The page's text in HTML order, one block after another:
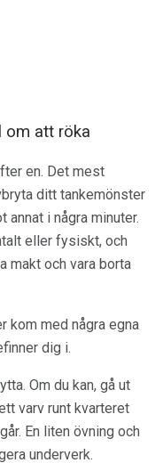
om att röka
en. Det mest
ditt tankemönster
annat i några minuter.
eller fysiskt, och
makt och vara borta
kom med några egna
dig i.
Om du kan, gå ut
varv runt kvarteret
En liten övning och
underverk.